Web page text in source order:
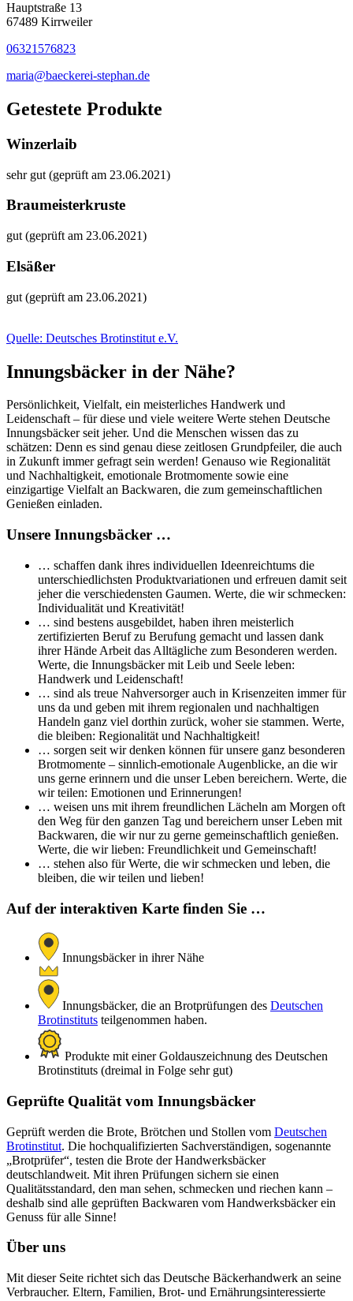
Hauptstraße 13
67489 Kirrweiler
06321576823
maria@baeckerei-stephan.de
Getestete Produkte
Winzerlaib
sehr gut (geprüft am 23.06.2021)
Braumeisterkruste
gut (geprüft am 23.06.2021)
Elsäßer
gut (geprüft am 23.06.2021)
Quelle: Deutsches Brotinstitut e.V.
Innungsbäcker in der Nähe?
Persönlichkeit, Vielfalt, ein meisterliches Handwerk und
Leidenschaft – für diese und viele weitere Werte stehen Deutsche
Innungsbäcker seit jeher. Und die Menschen wissen das zu
schätzen: Denn es sind genau diese zeitlosen Grundpfeiler, die auch
in Zukunft immer gefragt sein werden! Genauso wie Regionalität
und Nachhaltigkeit, emotionale Brotmomente sowie eine
einzigartige Vielfalt an Backwaren, die zum gemeinschaftlichen
Genießen einladen.
Unsere Innungsbäcker …
… schaffen dank ihres individuellen Ideenreichtums die
unterschiedlichsten Produktvariationen und erfreuen damit seit
jeher die verschiedensten Gaumen. Werte, die wir schmecken:
Individualität und Kreativität!
… sind bestens ausgebildet, haben ihren meisterlich
zertifizierten Beruf zu Berufung gemacht und lassen dank
ihrer Hände Arbeit das Alltägliche zum Besonderen werden.
Werte, die Innungsbäcker mit Leib und Seele leben:
Handwerk und Leidenschaft!
… sind als treue Nahversorger auch in Krisenzeiten immer für
uns da und geben mit ihrem regionalen und nachhaltigen
Handeln ganz viel dorthin zurück, woher sie stammen. Werte,
die bleiben: Regionalität und Nachhaltigkeit!
… sorgen seit wir denken können für unsere ganz besonderen
Brotmomente – sinnlich-emotionale Augenblicke, an die wir
uns gerne erinnern und die unser Leben bereichern. Werte, die
wir teilen: Emotionen und Erinnerungen!
… weisen uns mit ihrem freundlichen Lächeln am Morgen oft
den Weg für den ganzen Tag und bereichern unser Leben mit
Backwaren, die wir nur zu gerne gemeinschaftlich genießen.
Werte, die wir lieben: Freundlichkeit und Gemeinschaft!
… stehen also für Werte, die wir schmecken und leben, die
bleiben, die wir teilen und lieben!
Auf der interaktiven Karte finden Sie …
Innungsbäcker in ihrer Nähe
Innungsbäcker, die an Brotprüfungen des Deutschen
Brotinstituts teilgenommen haben.
Produkte mit einer Goldauszeichnung des Deutschen
Brotinstituts (dreimal in Folge sehr gut)
Geprüfte Qualität vom Innungsbäcker
Geprüft werden die Brote, Brötchen und Stollen vom Deutschen
Brotinstitut. Die hochqualifizierten Sachverständigen, sogenannte
„Brotprüfer“, testen die Brote der Handwerksbäcker
deutschlandweit. Mit ihren Prüfungen sichern sie einen
Qualitätsstandard, den man sehen, schmecken und riechen kann –
deshalb sind alle geprüften Backwaren vom Handwerksbäcker ein
Genuss für alle Sinne!
Über uns
Mit dieser Seite richtet sich das Deutsche Bäckerhandwerk an seine
Verbraucher. Eltern, Familien, Brot- und Ernährungsinteressierte